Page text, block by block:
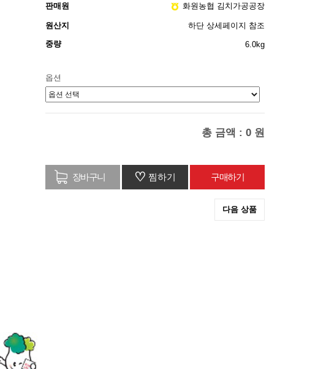
판매원 화원농협 김치가공공장
원산지
하단 상세페이지 참조
중량
6.0kg
옵션
총 금액 : 0 원
♡ 찜하기
다음 상품